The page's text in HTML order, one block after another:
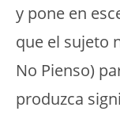
y pone en
que el sujeto
No Pienso)
produzca